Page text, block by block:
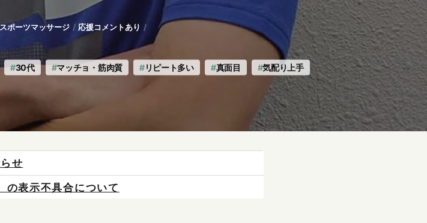
スポーツマッサージ 応援コメントあり
30代 マッチョ・筋肉質 リピート多い 真面目
気配り上手
表示不具合について
接お問い合わせください。